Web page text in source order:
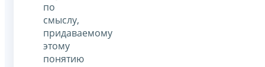
по
смыслу,
придаваемому
этому
понятию